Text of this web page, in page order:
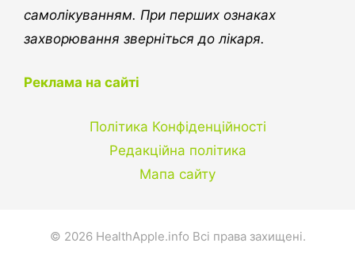
самолікуванням. При перших ознаках
захворювання зверніться до лікаря.
Реклама на сайті
Політика Конфіденційності
Редакційна політика
Мапа сайту
© 2026 HealthApple.info Всі права захищені.